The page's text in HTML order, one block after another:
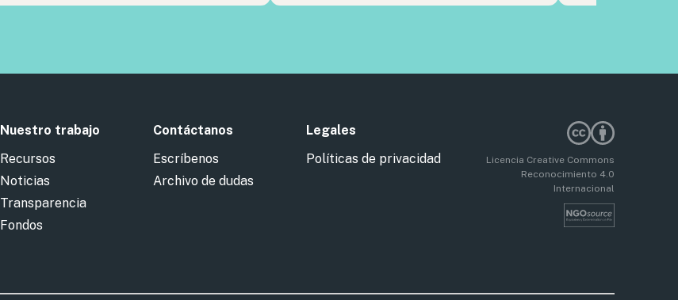
Nuestro trabajo
Recursos
Noticias
Transparencia
Fondos
Contáctanos
Escríbenos
Archivo de dudas
Legales
Políticas de privacidad
Licencia Creative Commons
Reconocimiento 4.0
Internacional